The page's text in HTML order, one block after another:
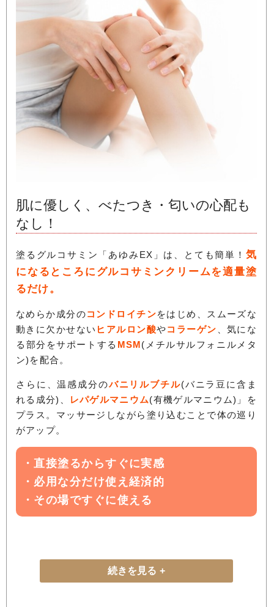
肌に優しく、べたつき・匂いの心配も
なし！
塗るグルコサミン「あゆみEX」は、とても簡単！ 気
になるところにグルコサミンクリームを適量塗
るだけ。
なめらか成分のコンドロイチンをはじめ、スムーズな
動きに欠かせない ヒアルロン酸やコラーゲン 、気にな
る部分をサポートする MSM(メチルサルフォニルメタ
ン)を配合。
さらに、温感成分のバニリルブチル(バニラ豆に含ま
れる成分)、
レパゲルマニウム(有機ゲルマニウム)」を
プラス。マッサージしながら塗り込むことで体の巡り
がアップ。
・直接塗るからすぐに実感
・必用な分だけ使え経済的
・その場ですぐに使える
続きを見る